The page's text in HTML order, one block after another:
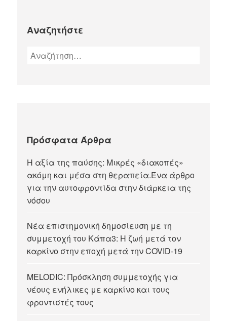
Αναζητήστε
Πρόσφατα Άρθρα
Η αξία της παύσης: Μικρές «διακοπές»
ακόμη και μέσα στη θεραπεία.Ένα άρθρο
για την αυτοφροντίδα στην διάρκεια της
νόσου
Νέα επιστημονική δημοσίευση με τη
συμμετοχή του Κάπα3: Η ζωή μετά τον
καρκίνο στην εποχή μετά την COVID-19
MELODIC: Πρόσκληση συμμετοχής για
νέους ενήλικες με καρκίνο και τους
φροντιστές τους